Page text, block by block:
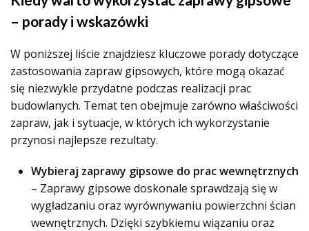
– porady i wskazówki
W poniższej liście znajdziesz kluczowe porady dotyczące
zastosowania zapraw gipsowych, które mogą okazać
się niezwykle przydatne podczas realizacji prac
budowlanych. Temat ten obejmuje zarówno właściwości
zapraw, jak i sytuacje, w których ich wykorzystanie
przynosi najlepsze rezultaty.
Wybieraj zaprawy gipsowe do prac wewnętrznych
– Zaprawy gipsowe doskonale sprawdzają się w
wygładzaniu oraz wyrównywaniu powierzchni ścian
wewnętrznych. Dzięki szybkiemu wiązaniu oraz